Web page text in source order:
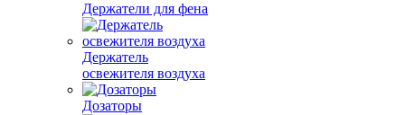
Держатели для фена
Держатель
освежителя воздуха
Дозаторы